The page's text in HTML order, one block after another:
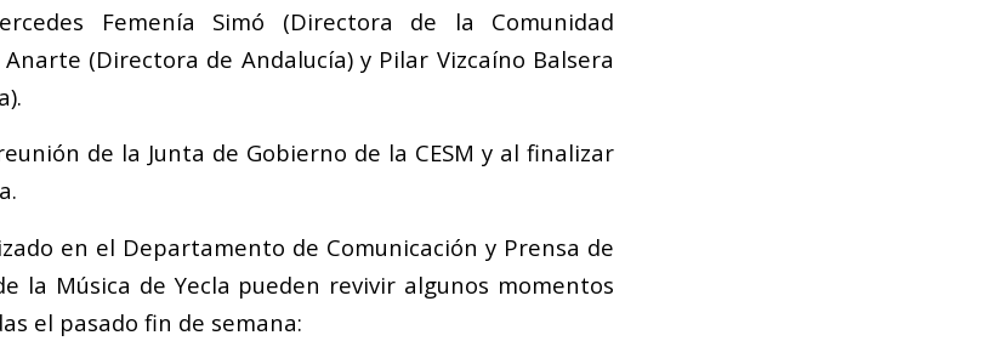
Femenía Simó (Directora de la Comunidad
(Directora de Andalucía) y Pilar Vizcaíno Balsera
de la Junta de Gobierno de la CESM y al finalizar
en el Departamento de Comunicación y Prensa de
la Música de Yecla pueden revivir algunos momentos
el pasado fin de semana: